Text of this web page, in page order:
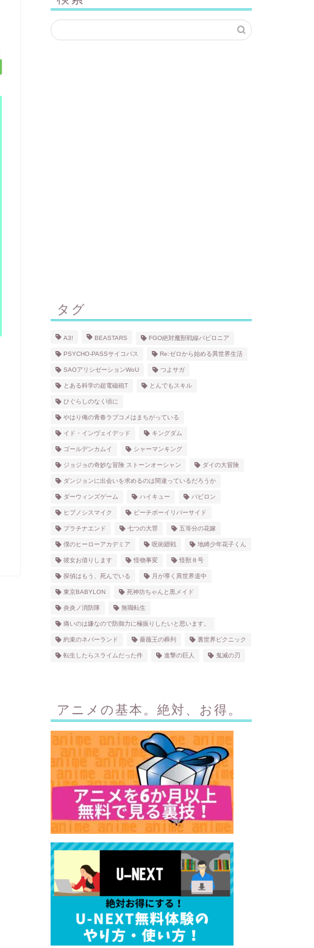
タグ
A3! BEASTARS FGO絶対魔獣戦線バビロニア
PSYCHO-PASSサイコパス Re:ゼロから始める異世界生活
SAOアリシゼーションWoU つよサガ
とある科学の超電磁砲T とんでもスキル
ひぐらしのなく頃に
やはり俺の青春ラブコメはまちがっている
イド・インヴェイデッド キングダム
ゴールデンカムイ シャーマンキング
ジョジョの奇妙な冒険 ストーンオーシャン ダイの大冒険
ダンジョンに出会いを求めるのは間違っているだろうか
ダーウィンズゲーム ハイキュー バビロン
ヒプノシスマイク ピーチボーイリバーサイド
プラチナエンド 七つの大罪 五等分の花嫁
僕のヒーローアカデミア 呪術廻戦 地縛少年花子くん
彼女お借りします 怪物事変 怪獣８号
探偵はもう、死んでいる 月が導く異世界道中
東京BABYLON 死神坊ちゃんと黒メイド
炎炎ノ消防隊 無職転生
痛いのは嫌なので防御力に極振りしたいと思います。
約束のネバーランド 薔薇王の葬列 裏世界ピクニック
転生したらスライムだった件 進撃の巨人 鬼滅の刃
アニメの基本。絶対、お得。